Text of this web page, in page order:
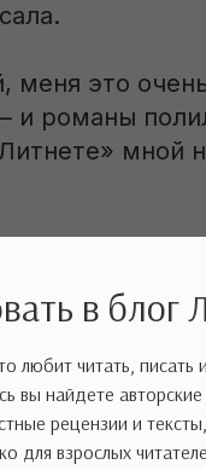
в блог
любит читать, писать
вы найдете
рецензии и
для взрослых
меня это
и романы
мной
сестра
автором,
месте и в
Как они